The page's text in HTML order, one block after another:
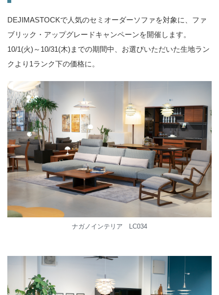
DEJIMASTOCKで人気のセミオーダーソファを対象に、ファ
ブリック・アップグレードキャンペーンを開催します。
10/1(火)～10/31(木)までの期間中、お選びいただいた生地ラン
クより1ランク下の価格に。
ナガノインテリア LC034